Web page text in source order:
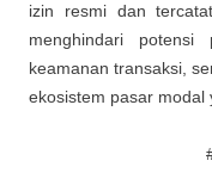
izin resmi dan
menghindari potensi
keamanan transaksi,
ekosistem pasar modal